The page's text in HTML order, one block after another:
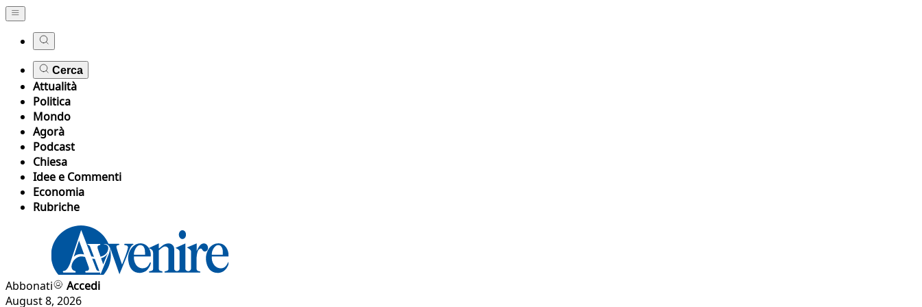
Cerca
Attualità
Politica
Mondo
Agorà
Podcast
Chiesa
Idee e Commenti
Economia
Rubriche
Abbonati
Accedi
August 8, 2026